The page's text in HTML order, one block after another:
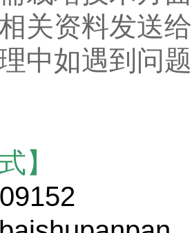
关资料发送
中如遇到问
】